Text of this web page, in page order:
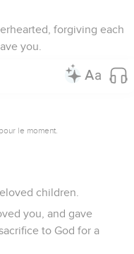
forgiving each
you.
le moment.
children.
you, and gave
to God for a